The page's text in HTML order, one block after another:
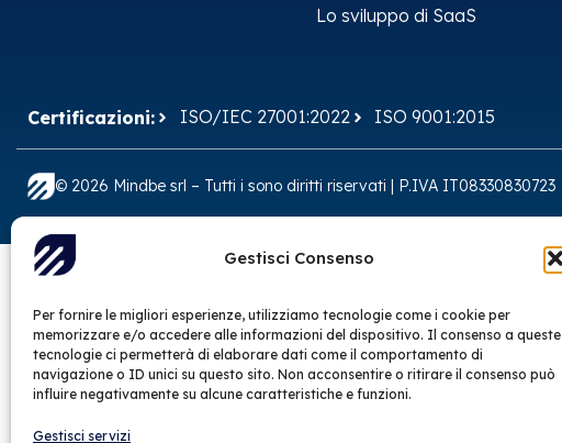
Gestisci Consenso
Per fornire le migliori esperienze, utilizziamo tecnologie come i cookie per
memorizzare e/o accedere alle informazioni del dispositivo. Il consenso a queste
tecnologie ci permetterà di elaborare dati come il comportamento di
navigazione o ID unici su questo sito. Non acconsentire o ritirare il consenso può
influire negativamente su alcune caratteristiche e funzioni.
Gestisci servizi
Lo sviluppo di SaaS
Certificazioni: ISO/IEC 27001:2022 ISO 9001:2015
© 2026 Mindbe srl – Tutti i sono diritti riservati | P.IVA IT08330830723